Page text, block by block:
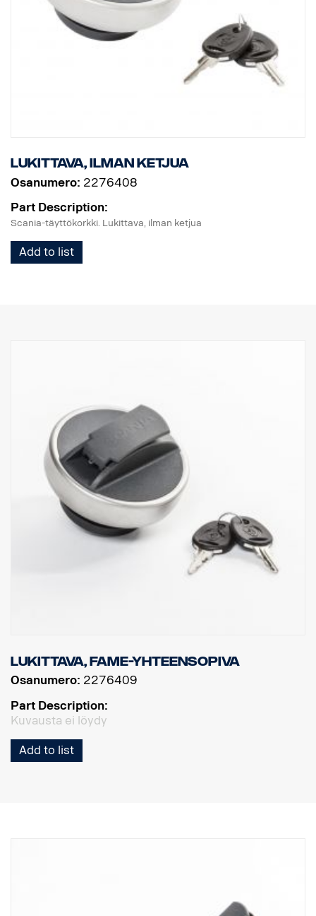
Lukittava, ilman ketjua
Osanumero: 2276408
Part Description:
Scania-täyttökorkki. Lukittava, ilman ketjua
Add to list
Lukittava, FAME-yhteensopiva
Osanumero: 2276409
Part Description:
Kuvausta ei löydy
Add to list